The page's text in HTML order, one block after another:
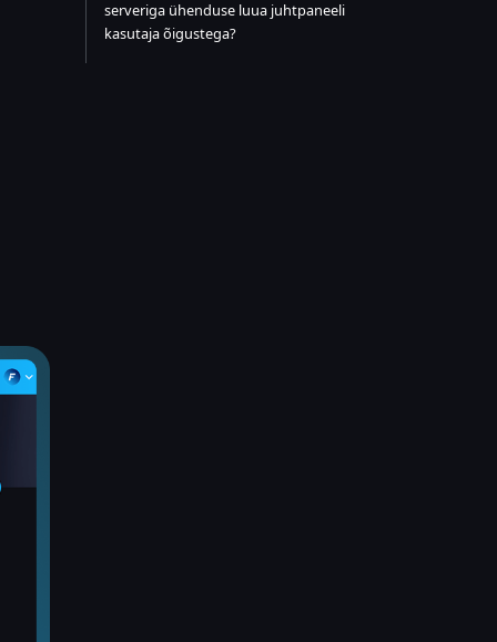
serveriga ühenduse luua juhtpaneeli
kasutaja õigustega?